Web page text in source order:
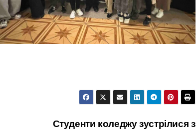
Студенти коледжу зустрілися з